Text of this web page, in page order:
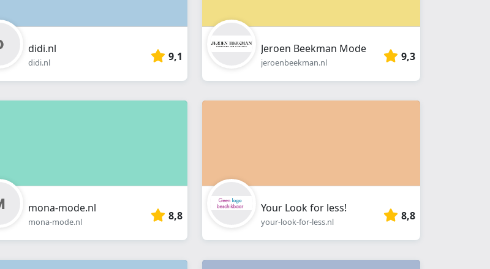
didi.nl
didi.nl 9,1
Jeroen Beekman Mode
jeroenbeekman.nl 9,3
mona-mode.nl
mona-mode.nl 8,8
Your Look for less!
your-look-for-less.nl 8,8